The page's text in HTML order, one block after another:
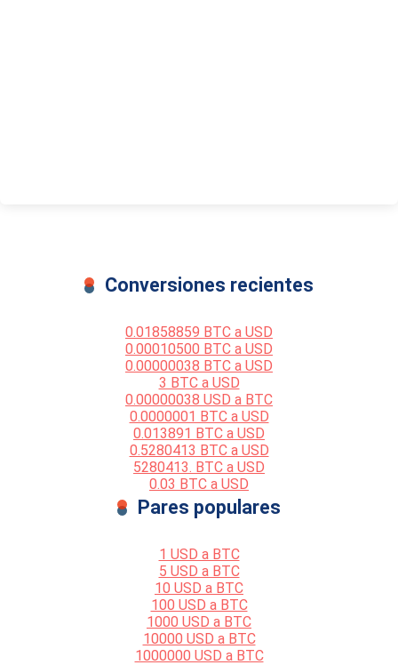
Conversiones recientes
0.01858859 BTC a USD
0.00010500 BTC a USD
0.00000038 BTC a USD
3 BTC a USD
0.00000038 USD a BTC
0.0000001 BTC a USD
0.013891 BTC a USD
0.5280413 BTC a USD
5280413. BTC a USD
0.03 BTC a USD
Pares populares
1 USD a BTC
5 USD a BTC
10 USD a BTC
100 USD a BTC
1000 USD a BTC
10000 USD a BTC
1000000 USD a BTC